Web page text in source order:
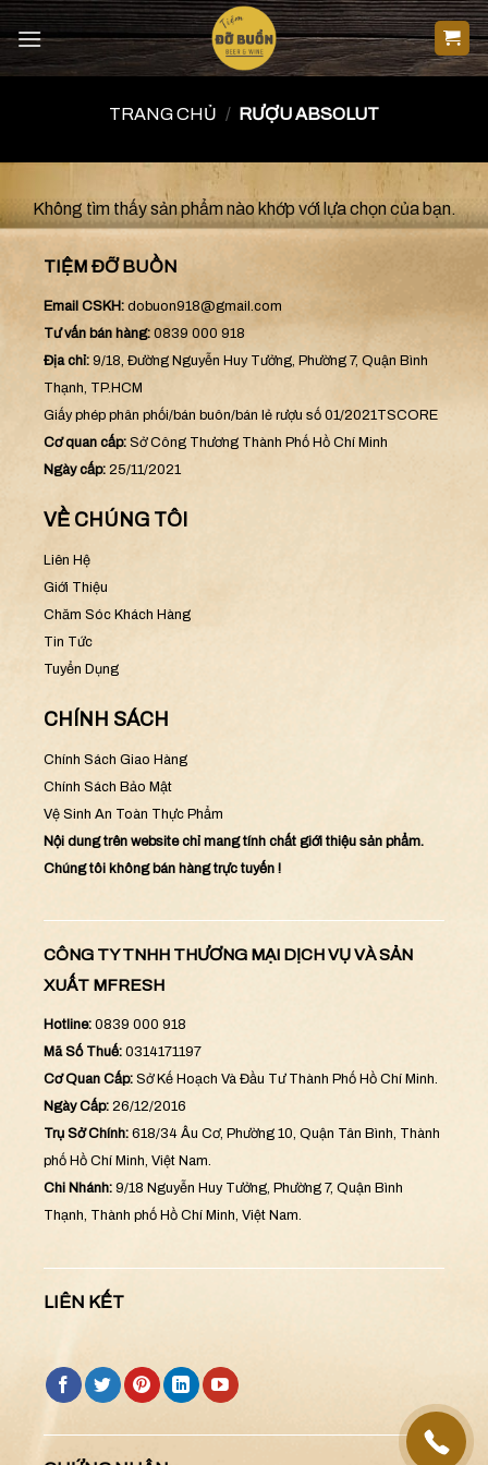
Skip
to
content
TRANG CHỦ / RƯỢU ABSOLUT
Không tìm thấy sản phẩm nào khớp với lựa chọn của bạn.
TIỆM ĐỠ BUỒN
Email CSKH: dobuon918@gmail.com
Tư vấn bán hàng: 0839 000 918
Địa chỉ: 9/18, Đường Nguyễn Huy Tưởng, Phường 7, Quận Bình
Thạnh, TP.HCM
Giấy phép phân phối/bán buôn/bán lẻ rượu số 01/2021TSCORE
Cơ quan cấp: Sở Công Thương Thành Phố Hồ Chí Minh
Ngày cấp: 25/11/2021
VỀ CHÚNG TÔI
Liên Hệ
Giới Thiệu
Chăm Sóc Khách Hàng
Tin Tức
Tuyển Dụng
CHÍNH SÁCH
Chính Sách Giao Hàng
Chính Sách Bảo Mật
Vệ Sinh An Toàn Thực Phẩm
Nội dung trên website chỉ mang tính chất giới thiệu sản phẩm.
Chúng tôi không bán hàng trực tuyến !
CÔNG TY TNHH THƯƠNG MẠI DỊCH VỤ VÀ SẢN
XUẤT MFRESH
Hotline: 0839 000 918
Mã Số Thuế: 0314171197
Cơ Quan Cấp: Sở Kế Hoạch Và Đầu Tư Thành Phố Hồ Chí Minh.
Ngày Cấp: 26/12/2016
Trụ Sở Chính: 618/34 Âu Cơ, Phường 10, Quận Tân Bình, Thành
phố Hồ Chí Minh, Việt Nam.
Chi Nhánh: 9/18 Nguyễn Huy Tưởng, Phường 7, Quận Bình
Thạnh, Thành phố Hồ Chí Minh, Việt Nam.
LIÊN KẾT